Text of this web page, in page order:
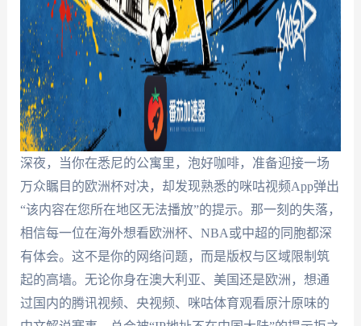
深夜，当你在悉尼的公寓里，泡好咖啡，准备迎接一场
万众瞩目的欧洲杯对决，却发现熟悉的咪咕视频App弹出
“该内容在您所在地区无法播放”的提示。那一刻的失落，
相信每一位在海外想看欧洲杯、NBA或中超的同胞都深
有体会。这不是你的网络问题，而是版权与区域限制筑
起的高墙。无论你身在澳大利亚、美国还是欧洲，想通
过国内的腾讯视频、央视频、咪咕体育观看原汁原味的